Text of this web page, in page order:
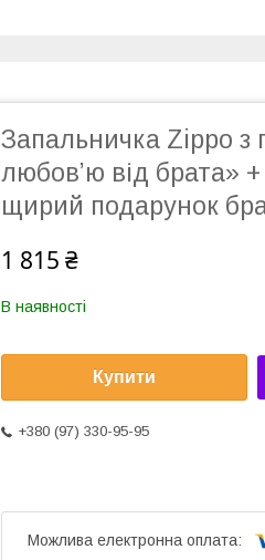
Запальничка Zippo з
любов’ю від брата»
щирий подарунок
1 815 ₴
В наявності
Купити
+380 (97) 330-95-95